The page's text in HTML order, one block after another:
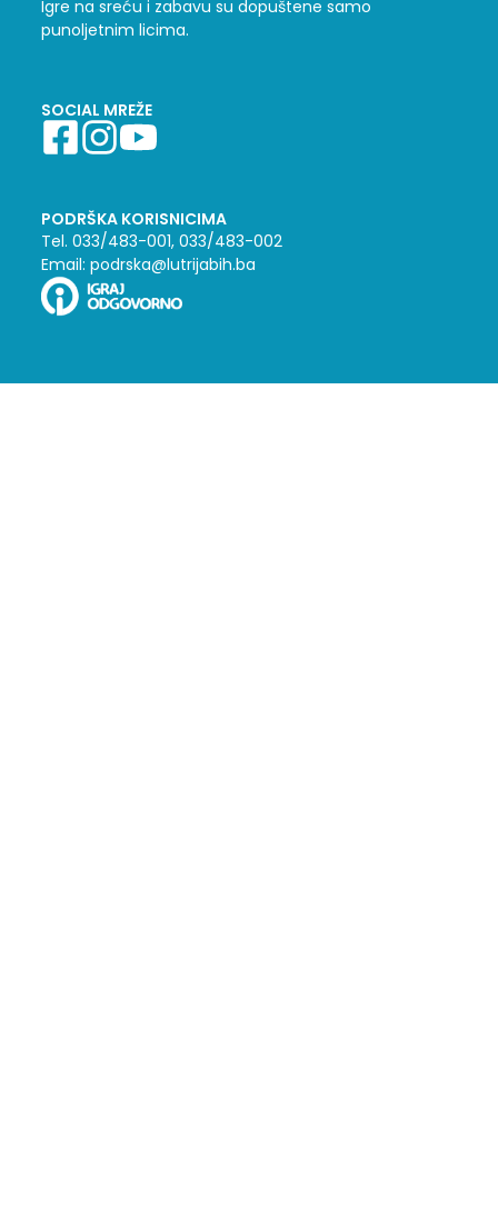
Igre na sreću i zabavu su dopuštene samo
punoljetnim licima.
SOCIAL MREŽE
PODRŠKA KORISNICIMA
Tel. 033/483-001, 033/483-002
Email: podrska@lutrijabih.ba